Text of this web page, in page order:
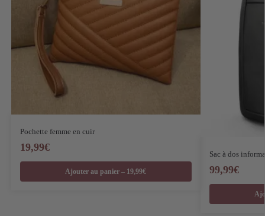
Pochette femme en cuir
19,99€
Ajouter au panier – 19,99€
Sac à dos
99,99€